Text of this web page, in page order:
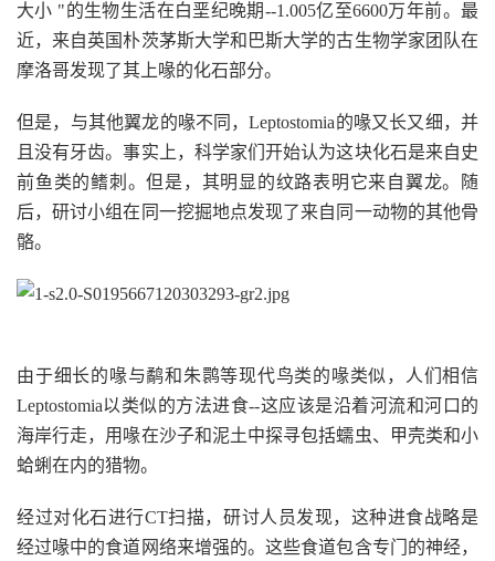
大小 "的生物生活在白垩纪晚期--1.005亿至6600万年前。最
近，来自英国朴茨茅斯大学和巴斯大学的古生物学家团队在
摩洛哥发现了其上喙的化石部分。
但是，与其他翼龙的喙不同，Leptostomia的喙又长又细，并
且没有牙齿。事实上，科学家们开始认为这块化石是来自史
前鱼类的鳍刺。但是，其明显的纹路表明它来自翼龙。随
后，研讨小组在同一挖掘地点发现了来自同一动物的其他骨
骼。
由于细长的喙与鹬和朱鹮等现代鸟类的喙类似，人们相信
Leptostomia以类似的方法进食--这应该是沿着河流和河口的
海岸行走，用喙在沙子和泥土中探寻包括蠕虫、甲壳类和小
蛤蜊在内的猎物。
经过对化石进行CT扫描，研讨人员发现，这种进食战略是
经过喙中的食道网络来增强的。这些食道包含专门的神经，